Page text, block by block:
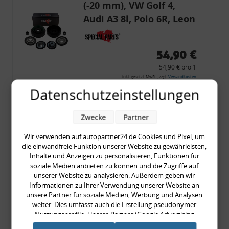
(-20 mm), VW Golf 4,
Audi A3 8l, Polo 6R, Leon
54,90 €
54,90 € pro 1
inkl. gesetzl. MwSt., zzgl. Versandkosten
Merkzettel
Zum Artikel
Rückleuchtenband mit
Blinker, rot, US-Ecken,
Audi 80 Cabrio, Typ 89,
OE-Nr.: 8G0945225 +
8G0945225C
999,99 €
Datenschutzeinstellungen
Wir verwenden auf autopartner24.de Cookies und Pixel, um
die einwandfreie Funktion unserer Website zu gewährleisten,
Inhalte und Anzeigen zu personalisieren, Funktionen für
soziale Medien anbieten zu können und die Zugriffe auf
unserer Website zu analysieren. Außerdem geben wir
Informationen zu Ihrer Verwendung unserer Website an
unsere Partner für soziale Medien, Werbung und Analysen
weiter. Dies umfasst auch die Erstellung pseudonymer
Nutzungsprofile. Unsere Partner (Google Advertising
Products) führen diese Informationen möglicherweise mit
Zwecke Partner